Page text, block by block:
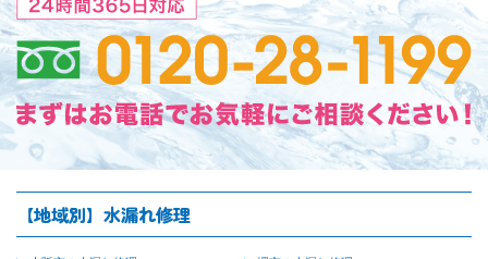
【地域別】水漏れ修理